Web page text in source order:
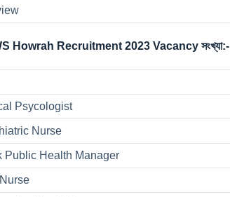
Howrah Recruitment 2023 Vacancy সংখ্যা:-
Psycologist
Nurse
Public Health Manager